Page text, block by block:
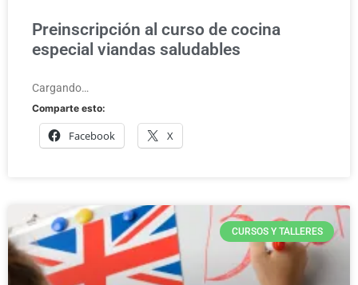
Preinscripción al curso de cocina
especial viandas saludables
Cargando…
Comparte esto:
Facebook X
CURSOS Y TALLERES